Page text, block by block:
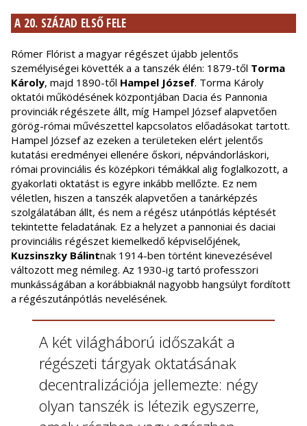
A 20. SZÁZAD ELSŐ FELE
Rómer Flórist a magyar régészet újabb jelentős
személyiségei követték a a tanszék élén: 1879-től Torma
Károly, majd 1890-től Hampel József. Torma Károly
oktatói működésének központjában Dacia és Pannonia
provinciák régészete állt, míg Hampel József alapvetően
görög-római művészettel kapcsolatos előadásokat tartott.
Hampel József az ezeken a területeken elért jelentős
kutatási eredményei ellenére őskori, népvándorláskori,
római provinciális és középkori témákkal alig foglalkozott, a
gyakorlati oktatást is egyre inkább mellőzte. Ez nem
véletlen, hiszen a tanszék alapvetően a tanárképzés
szolgálatában állt, és nem a régész utánpótlás képtését
tekintette feladatának. Ez a helyzet a pannoniai és daciai
provinciális régészet kiemelkedő képviselőjének,
Kuzsinszky Bálintnak 1914-ben történt kinevezésével
változott meg némileg. Az 1930-ig tartó professzori
munkásságában a korábbiaknál nagyobb hangsúlyt fordított
a régészutánpótlás nevelésének.
A két világháború időszakát a
régészeti tárgyak oktatásának
decentralizációja jellemezte: négy
olyan tanszék is létezik egyszerre,